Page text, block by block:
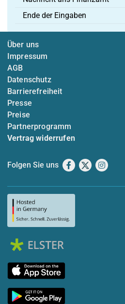
Ende der Eingaben
Über uns
Impressum
AGB
Datenschutz
Barrierefreiheit
Presse
Preise
Partnerprogramm
Vertrag widerrufen
Folgen Sie uns Facebook
X